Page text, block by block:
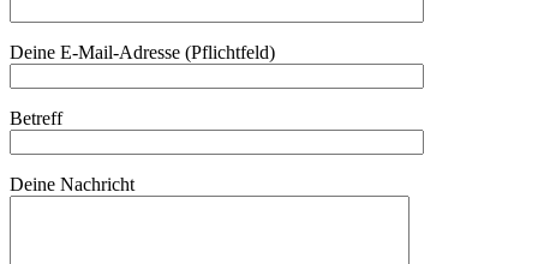
Deine E-Mail-Adresse (Pflichtfeld)
Betreff
Deine Nachricht